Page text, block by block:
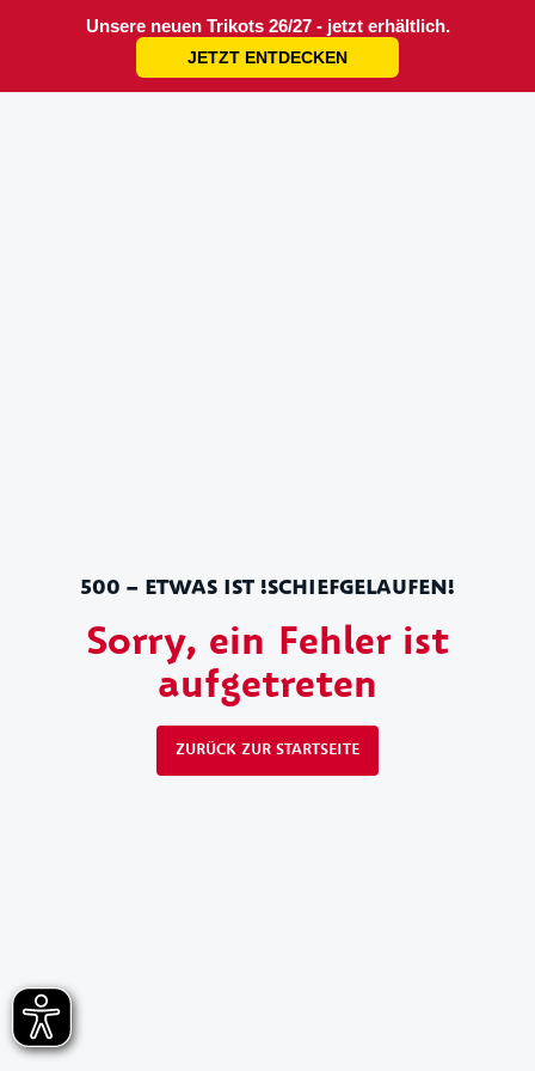
Unsere neuen Trikots 26/27 - jetzt erhältlich.
JETZT ENTDECKEN
500 – ETWAS IST !SCHIEFGELAUFEN!
Sorry, ein Fehler ist
aufgetreten
ZURÜCK ZUR STARTSEITE